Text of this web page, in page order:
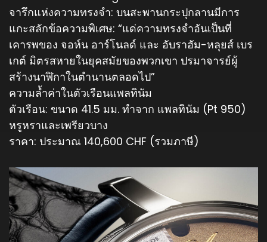
จารึกแห่งความทรงจำ: บนสะพานกระปุกลานมีการ
แกะสลักข้อความพิเศษ: “แด่ความทรงจำอันเป็นที่
เคารพของ จอห์น อาร์โนลด์ และ อับราฮัม-หลุยส์ เบร
เกต์ มิตรสหายในยุคสมัยของพวกเขา ปรมาจารย์ผู้
สร้างนาฬิกาในตำนานตลอดไป”
ความล้ำค่าในตัวเรือนแพลทินัม
ตัวเรือน: ขนาด 41.5 มม. ทำจาก แพลทินัม (Pt 950)
หรูหราและเพรียวบาง
ราคา: ประมาณ 140,600 CHF (รวมภาษี)